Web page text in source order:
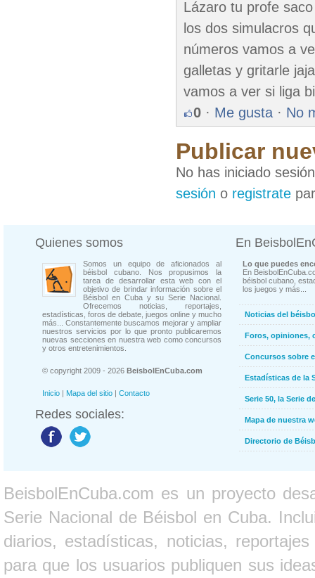
Lázaro tu profe
los dos simulacros
números vamos a
galletas y gritarle
vamos a ver si liga
0 · Me gusta · No
Publicar
No has iniciado
sesión o registrate
Quienes somos
Somos un equipo de aficionados al
béisbol cubano. Nos propusimos la
tarea de desarrollar esta web con el
objetivo de brindar información sobre el
Béisbol en Cuba y su Serie Nacional.
Ofrecemos noticias, reportajes,
estadísticas, foros de debate, juegos online y mucho
más... Constantemente buscamos mejorar y ampliar
nuestros servicios por lo que pronto publicaremos
nuevas secciones en nuestra web como concursos
y otros entretenimientos.
© copyright 2009 - 2026 BeisbolEnCuba.com
Inicio | Mapa del sitio | Contacto
Redes sociales:
En
Lo que puedes
En
béisbol cubano,
los juegos y más...
Noticias del
Foros, opiniones,
Concursos sobre
Estadísticas de la
Serie 50, la Serie
Mapa de nuestra
Directorio de
BeisbolEnCuba.com es un proyecto
Serie Nacional de Béisbol en Cuba.
diarios, estadísticas, noticias,
para que los usuarios publiquen sus